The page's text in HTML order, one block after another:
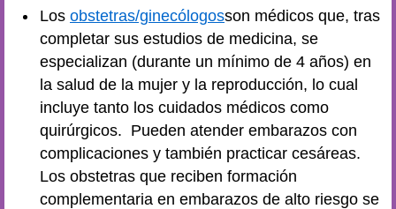
Los obstetras/ginecólogosson médicos que, tras
completar sus estudios de medicina, se
especializan (durante un mínimo de 4 años) en
la salud de la mujer y la reproducción, lo cual
incluye tanto los cuidados médicos como
quirúrgicos. Pueden atender embarazos con
complicaciones y también practicar cesáreas.
Los obstetras que reciben formación
complementaria en embarazos de alto riesgo se